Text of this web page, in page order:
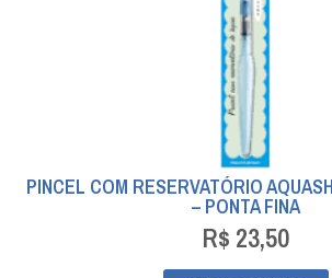
PINCEL COM RESERVATÓRIO
– PONTA FINA
R$ 23,50